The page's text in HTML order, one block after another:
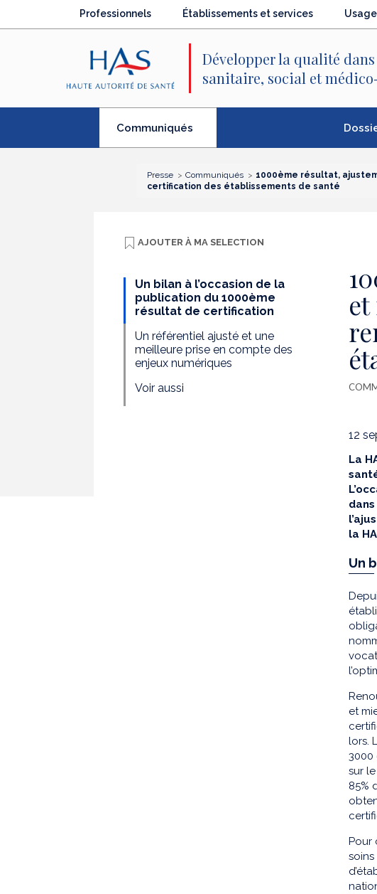
Professionnels Établissements et services
Développer la qualité
sanitaire, social et
Communiqués(élément
Presse Communiqués
1000ème résultat,
certification des établissements de santé
AJOUTER À MA SELECTION
Un bilan à l’occasion de la
publication du 1000ème
résultat de certification
Un référentiel ajusté et une
meilleure prise en compte des
enjeux numériques
Voir aussi
12
La
la
Un
et
lors.
3000
sur
85%
Pour